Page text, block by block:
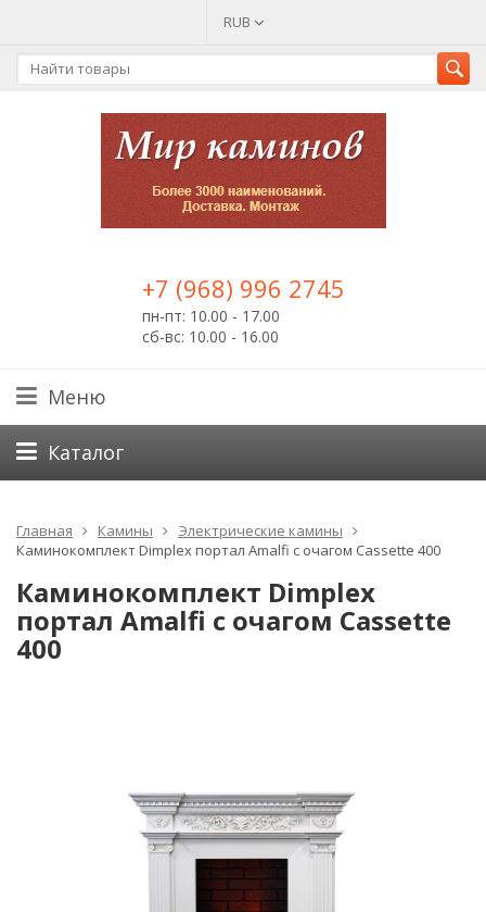
RUB
+7 (968) 996 2745
пн-пт: 10.00 - 17.00
сб-вс: 10.00 - 16.00
Меню
Каталог
Главная Камины
Электрические камины
Каминокомплект Dimplex портал Amalfi с очагом Cassette 400
Каминокомплект Dimplex
портал Amalfi с очагом Cassette
400